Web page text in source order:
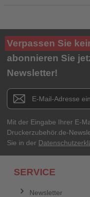
Ihre Bewertung**
★★★★★
Titel**
E-Mail-Adresse
Ihr Passwort
Verpassen Sie
abonnieren Sie
Newsletter!
Newsletter E-Mail Adresse
Mit der Eingabe Ihrer E-
Druckerzubehör.de-
Sie in der
SERVICE
Newsletter